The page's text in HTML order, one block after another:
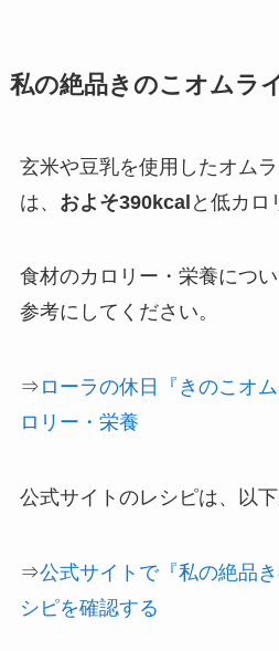
私の絶品きのこオムラ
玄米や豆乳を使用したオム
は、 およそ390kcal と低カロ
食材のカロリー・栄養につ
参考にしてください。
⇒ ローラの休日『きのこオ
ロリー・栄養
公式サイトのレシピは、以下
⇒公式サイトで『私の絶品
シピを確認する